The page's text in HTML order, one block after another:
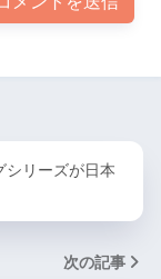
シリーズが日本
次の記事